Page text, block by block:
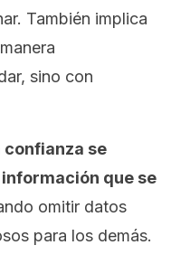
También implica
sino con
confianza se
que se
omitir datos
para los demás.